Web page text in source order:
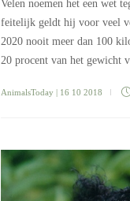
Velen noemen het een wet
feitelijk geldt hij voor veel
2020 nooit meer dan 100
20 procent van het gewicht
AnimalsToday | 16 10 2018